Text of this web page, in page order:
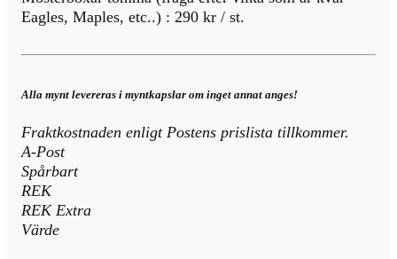
Eagles, Maples, etc..) : 290 kr / st.
Alla mynt levereras i myntkapslar om inget annat anges!
Fraktkostnaden enligt Postens prislista tillkommer.
A-Post
Spårbart
REK
REK Extra
Värde